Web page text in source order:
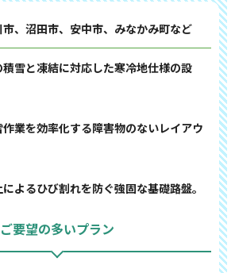
市、沼田市、安中市、みなかみ町など
積雪と凍結に対応した寒冷地仕様の設
作業を効率化する障害物のないレイアウ
よるひび割れを防ぐ強固な基礎路盤。
ご要望の多いプラン